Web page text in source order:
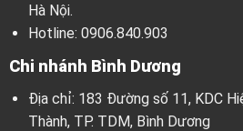
Hà Nội.
Hotline: 0906.840.903
Chi nhánh Bình Dương
Địa chỉ: 183 Đường số 11, KDC
Thành, TP. TDM, Bình Dương